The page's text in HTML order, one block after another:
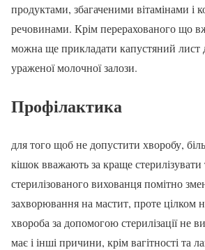
продуктами, збагаченими вітамінами і
речовинами. Крім перерахованого що
можна ще прикладати капустяний лист
ураженої молочної залози.
Профілактика
для того щоб не допустити хворобу,
кішок вважають за краще
стерилізованого вихованця помітно
захворювання на мастит, проте цілком
хвороба за допомогою стерилізації не
має і інші причини, крім вагітності та